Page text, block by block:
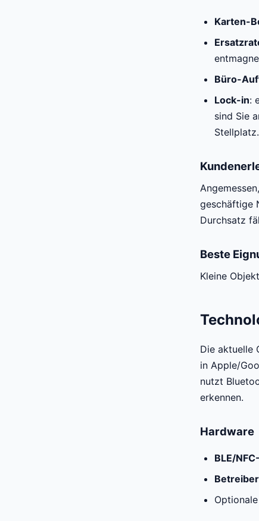
Karten-
Büro-
Lock-in:
sind Sie
Stellplatz.
geschäftige
Durchsatz
Beste
Kleine
Die aktuelle
in Apple/
nutzt
erkennen.
Hardware
BLE/
Optionale